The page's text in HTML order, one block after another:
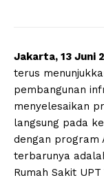
Jakarta, 13 Juni
terus
pembangunan
menyelesaikan
langsung pada
dengan program
terbarunya
Rumah Sakit